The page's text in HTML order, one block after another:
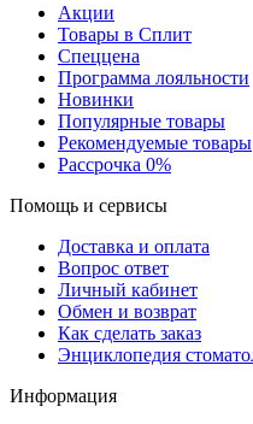
Акции
Товары в Сплит
Спеццена
Программа лояльности
Новинки
Популярные товары
Рекомендуемые товары
Рассрочка 0%
Помощь и сервисы
Доставка и оплата
Вопрос ответ
Личный кабинет
Обмен и возврат
Как сделать заказ
Энциклопедия
Информация